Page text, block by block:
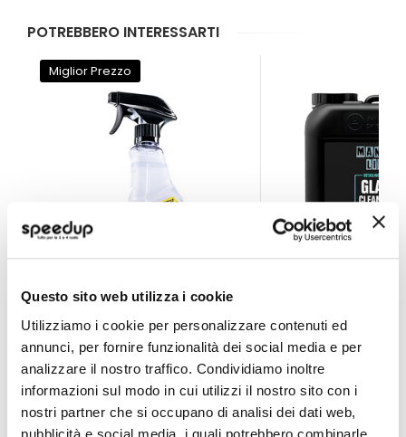
Questo sito web utilizza i cookie
Utilizziamo i cookie per personalizzare contenuti ed
annunci, per fornire funzionalità dei social media e per
analizzare il nostro traffico. Condividiamo inoltre
informazioni sul modo in cui utilizzi il nostro sito con i
nostri partner che si occupano di analisi dei dati web,
pubblicità e social media, i quali potrebbero combinarle
POTREBBERO INTERESSARTI
Miglior Prezzo
MEGUIARS
473ml
Prezzo
speciale
16,80 € -15%
CONSEGNA IN 48H
MAFRA
37,60 €
Attualmente non